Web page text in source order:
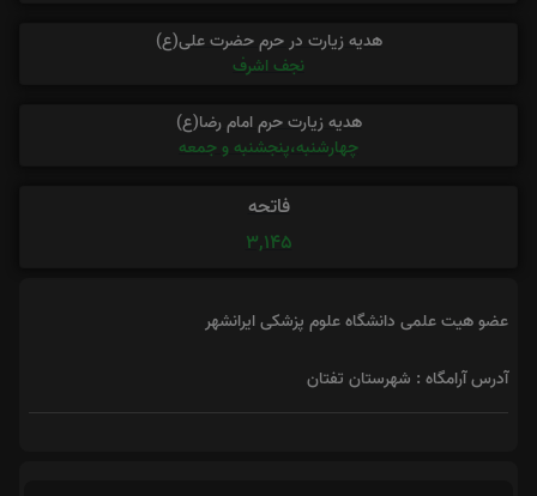
هدیه زیارت در حرم حضرت علی(ع)
نجف اشرف
هدیه زیارت حرم امام رضا(ع)
چهارشنبه،پنجشنبه و جمعه
فاتحه
3,145
عضو هیت علمی دانشگاه علوم پزشکی ایرانشهر
آدرس آرامگاه : شهرستان تفتان